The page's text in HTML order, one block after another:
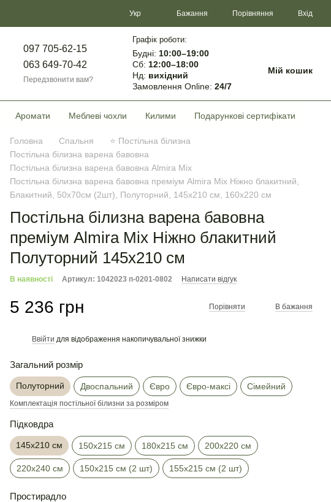
Укр Бажання Порівняння Вхід
097 705-62-15
063 649-70-42
Передзвонити вам?
Графік роботи:
Будні: 10:00–19:00
Сб: 12:00–18:00
Нд: вихідний
Замовлення Online: 24/7
Мій кошик
Аромати Меблеві чохли Килими Подарункові сертифікати
Головна Спальня
⭐ Постільна білизна
Постільна білизна варена бавовна
Постільна білизна варена бавовна Almira Mix
Постільна білизна варена бавовна преміум Almira Mix Ніжно блакитний,
Блакитний, 50х70см (2шт), Полуторний, 145х210 см, 160х220 см
Постільна білизна варена бавовна
преміум Almira Mix Ніжно блакитний
Полуторний 145х210 см
В наявності Артикул: 1042023 п-0201-0802 Написати відгук
5 236 грн Порівняти В бажання
Ввійти для відображення накопичувальної знижки
Загальний розмір
Полуторний Двоспальний Євро Євро-максі Сімейний
Комплектація постільної білизни за розміром
Підковдра
145х210 см 150х215 см 180х215 см 200х220 см
220х240 см 150х215 см (2 шт) 155х215 см (2 шт)
Простирадло